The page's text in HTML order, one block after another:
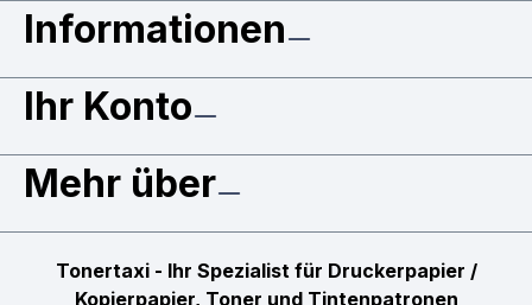
Informationen
Ihr Konto
Mehr über
Tonertaxi - Ihr Spezialist für Druckerpapier /
Kopierpapier, Toner und Tintenpatronen